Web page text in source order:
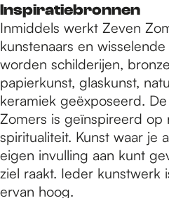
Inspiratiebronnen
Inmiddels werkt Zeven
kunstenaars en
worden schilderijen,
papierkunst, glaskunst,
keramiek geëxposeerd.
Zomers is geïnspireerd op
spiritualiteit. Kunst waar je
eigen invulling aan kunt
ziel raakt. Ieder kunstwerk
ervan hoog.